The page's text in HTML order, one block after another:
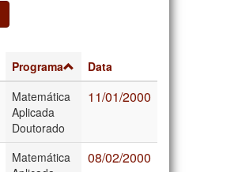
Programa
Data
Matemática
Aplicada
Doutorado
11/01/2000
Matemática
08/02/2000